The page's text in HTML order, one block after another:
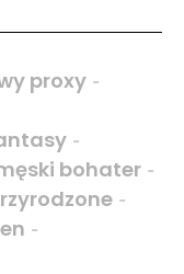
proxy -
-
bohater -
-
-